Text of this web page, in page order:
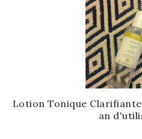
Lotion Tonique Clarifiante
an